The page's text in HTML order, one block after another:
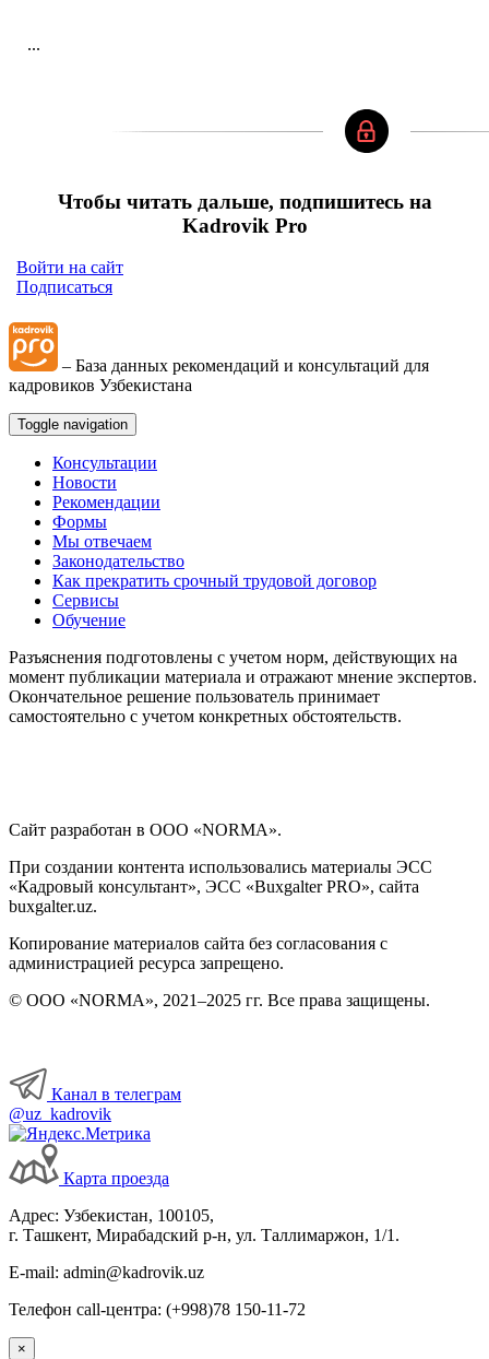
...
Чтобы читать дальше, подпишитесь на
Kadrovik Pro
Войти на сайт
Подписаться
– База данных рекомендаций и консультаций для
кадровиков Узбекистана
Toggle navigation
Консультации
Новости
Рекомендации
Формы
Мы отвечаем
Законодательство
Как прекратить срочный трудовой договор
Сервисы
Обучение
Разъяснения подготовлены с учетом норм, действующих на
момент публикации материала и отражают мнение экспертов.
Окончательное решение пользователь принимает
самостоятельно с учетом конкретных обстоятельств.
Сайт разработан в ООО «NORMA».
При создании контента использовались материалы ЭСС
«Кадровый консультант», ЭСС «Buxgalter PRO», сайта
buxgalter.uz.
Копирование материалов сайта без согласования с
администрацией ресурса запрещено.
© ООО «NORMA», 2021–2025 гг. Все права защищены.
Канал в телеграм
@uz_kadrovik
Карта проезда
Адрес: Узбекистан, 100105,
г. Ташкент, Мирабадский р-н, ул. Таллимаржон, 1/1.
E-mail: admin@kadrovik.uz
Телефон call-центра: (+998)78 150-11-72
×